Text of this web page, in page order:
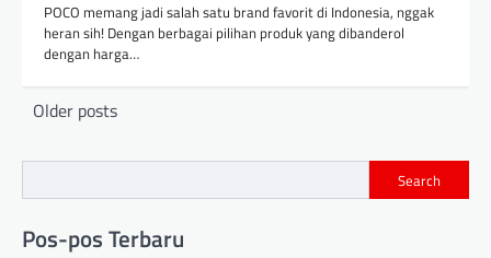
POCO memang jadi salah satu brand favorit di Indonesia, nggak
heran sih! Dengan berbagai pilihan produk yang dibanderol
dengan harga…
Posts
Older posts
Search
Pos-pos Terbaru